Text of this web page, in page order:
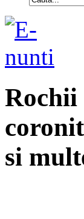
Rochii
si